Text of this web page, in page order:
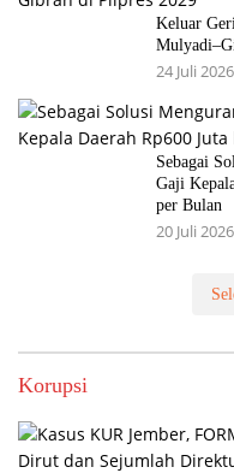
Keluar
24 Juli 2026
Sebagai
Gaji
per Bulan
20 Juli 2026
Korupsi